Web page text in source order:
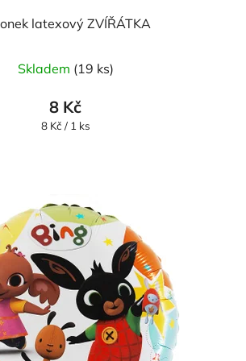
latexový ZVÍŘÁTKA
Skladem (19 ks)
8 Kč
Měrná
8 Kč / 1 ks